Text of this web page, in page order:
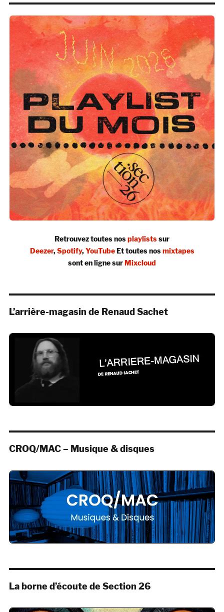
Retrouvez toutes nosplaylistssur
Deezer,Spotify,YouTubeEt toutes nosmixtapes
sont en ligne surMixcloud
L’arrière-magasin de Renaud Sachet
CROQ/MAC – Musique & disques
La borne d’écoute de Section 26